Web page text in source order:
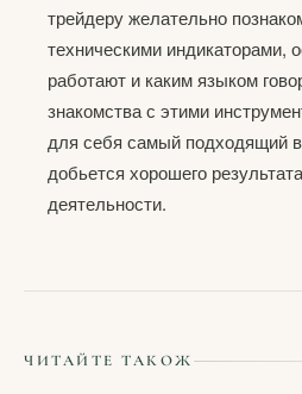
трейдеру желательно
техническими индикаторами,
работают и каким языком
знакомства с этими
для себя самый подходящий
добьется хорошего
деятельности.
ЧИТАЙТЕ ТАКОЖ